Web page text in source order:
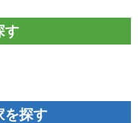
す
を探す